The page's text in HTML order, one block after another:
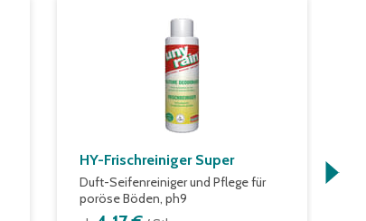
HY-Frischreiniger Super
Duft-Seifenreiniger und Pflege für
poröse Böden, ph9